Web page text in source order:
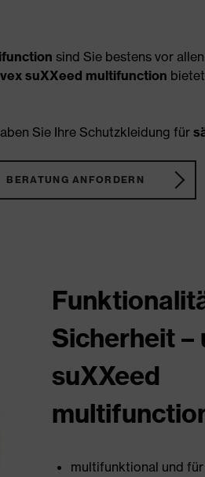
sind Sie bestens vor
suXXeed multifunction bietet
Sie Ihre Schutzkleidung für
BERATUNG ANFORDERN
Sicherheit –
suXXeed
multifunktional und